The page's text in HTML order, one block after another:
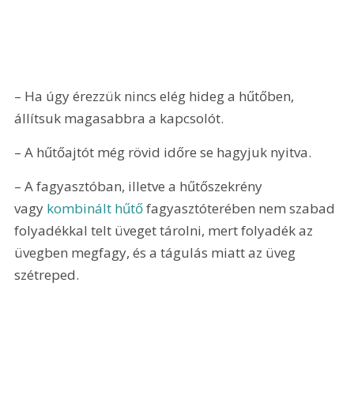
– Ha úgy érezzük nincs elég hideg a hűtőben,
állítsuk magasabbra a kapcsolót.
– A hűtőajtót még rövid időre se hagyjuk nyitva.
– A fagyasztóban, illetve a hűtőszekrény
vagy kombinált hűtő fagyasztóterében nem szabad
folyadékkal telt üveget tárolni, mert folyadék az
üvegben megfagy, és a tágulás miatt az üveg
szétreped.